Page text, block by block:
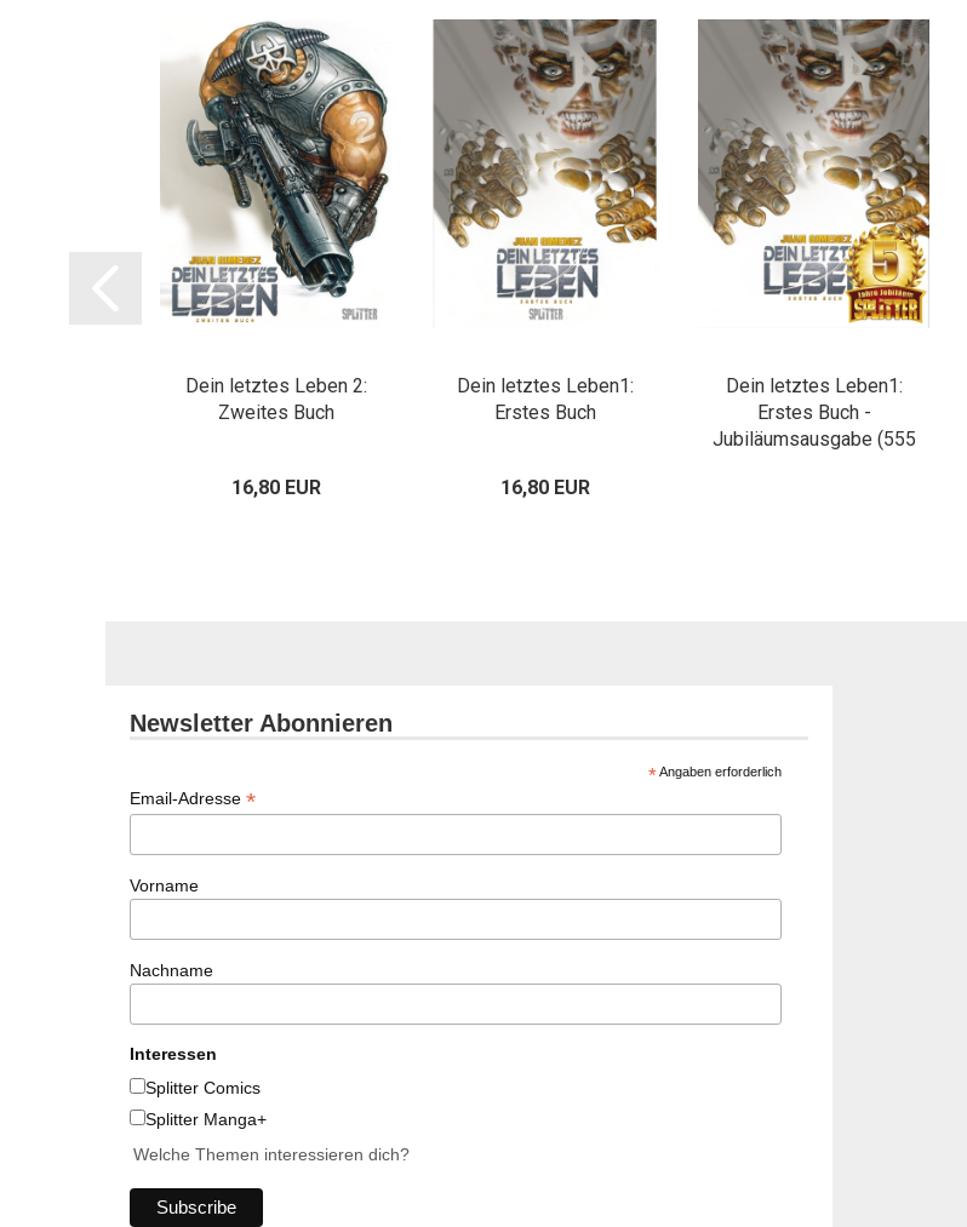
Dein letztes Leben 2:
Zweites Buch
16,80 EUR
Dein letztes Leben1:
Erstes Buch
16,80 EUR
Dein letztes Leben1:
Erstes Buch -
Jubiläumsausgabe (555
Newsletter Abonnieren
*Angaben erforderlich
Email-Adresse *
Vorname
Nachname
Interessen
Splitter Comics
Splitter Manga+
Welche Themen interessieren dich?